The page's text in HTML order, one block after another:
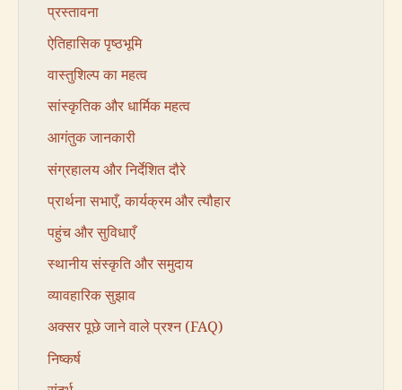
प्रस्तावना
ऐतिहासिक पृष्ठभूमि
वास्तुशिल्प का महत्व
सांस्कृतिक और धार्मिक महत्व
आगंतुक जानकारी
संग्रहालय और निर्देशित दौरे
प्रार्थना सभाएँ, कार्यक्रम और त्यौहार
पहुंच और सुविधाएँ
स्थानीय संस्कृति और समुदाय
व्यावहारिक सुझाव
अक्सर पूछे जाने वाले प्रश्न (FAQ)
निष्कर्ष